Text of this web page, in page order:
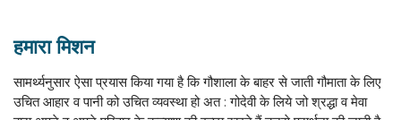
हमारा मिशन
सामर्थ्यनुसार ऐसा प्रयास किया गया है कि गौशाला के बाहर से जाती गौमाता के लिए
उचित आहार व पानी को उचित व्यवस्था हो अत : गोदेवी के लिये जो श्रद्धा व मेवा